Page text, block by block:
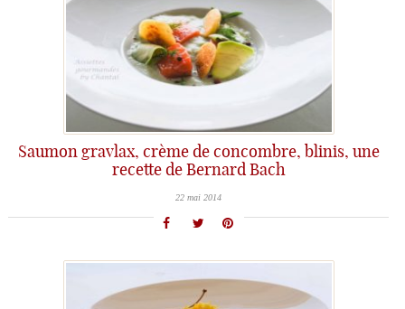
Saumon gravlax, crème de concombre, blinis, une
recette de Bernard Bach
22 mai 2014